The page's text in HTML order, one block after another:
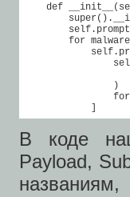
def
for
                )
            ]
В коде
Payload,
названиям,